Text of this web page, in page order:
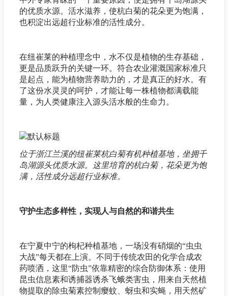
的优质水源。活水滋养，使杭白菊的花朵更为饱满，
也积淀出远超行业标准的活性成分。
在纽崔莱的种植理念中，水不仅是植物的生存基础，
更是品质跃升的关键一环。符合农业灌溉国家标准只
是起点，能为植物营养助力的，才是真正的好水。有
了这份水灵灵的呵护，才能让每一株植物都满载能
量，为人类健康注入源头活水般的生命力。
位于浙江兰溪的纽崔莱杭白菊有机种植基地，坐拥千
岛湖源头优质水源。这里培育的杭白菊，花朵更为饱
满，活性成分远超行业标准。
守护生态多样性，实现人与自然的和谐共生
在宁夏中宁的枸杞种植基地，一场没有硝烟的“虫虫
大战”每天都在上演。不同于传统农田的化学合成农
药喷洒，这里“防虫”依靠精密的综合防御体系：使用
昆虫信息素和诱捕器诱杀飞蛾类害虫，用来自天然植
物提取的除虫菊素控制瘿蚊、蚜虫和实蝇，用天然矿